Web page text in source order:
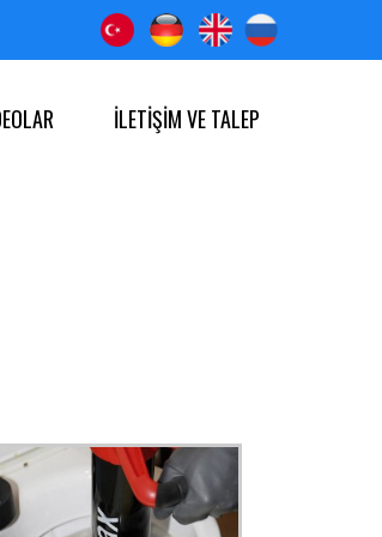
İLETİŞİM VE TALEP